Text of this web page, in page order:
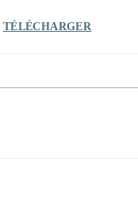
TÉLÉCHARGER